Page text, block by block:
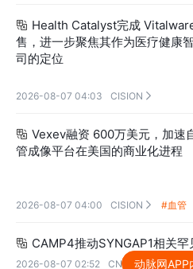
 Health Catalyst完成
售，进一步聚焦其作为医疗健康
司的定位
2026-08-07 04:03 CISION 
 Vexev融资 600万美元，加速
管成像平台在美国的商业化进程
2026-08-07 04:00 CISION  #血管
 CAMP4推动SYNGAP1相关
2026-08-07 02:52 CNBC #试验
动脉网APP